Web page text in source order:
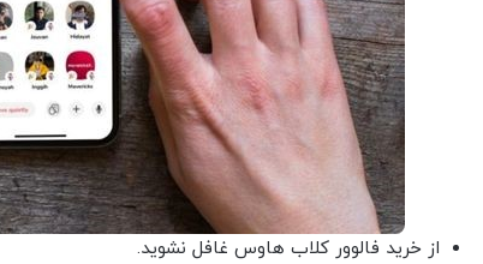
از خرید فالوور کلاب هاوس غافل نشوید.